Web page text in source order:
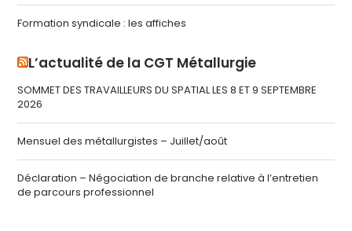
Formation syndicale : les affiches
L’actualité de la CGT Métallurgie
SOMMET DES TRAVAILLEURS DU SPATIAL LES 8 ET 9 SEPTEMBRE
2026
Mensuel des métallurgistes – Juillet/août
Déclaration – Négociation de branche relative à l’entretien
de parcours professionnel